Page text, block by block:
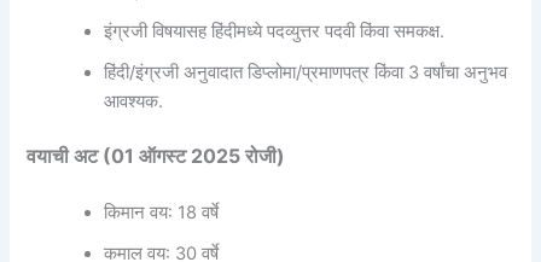
इंग्रजी विषयासह हिंदीमध्ये पदव्युत्तर पदवी किंवा समकक्ष.
हिंदी/इंग्रजी अनुवादात डिप्लोमा/प्रमाणपत्र किंवा 3 वर्षांचा अनुभव
आवश्यक.
वयाची अट (01 ऑगस्ट 2025 रोजी)
किमान वय: 18 वर्षे
कमाल वय: 30 वर्षे